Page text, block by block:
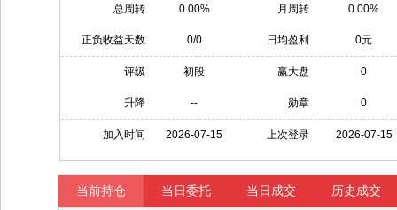
总周转 0.00% 月周转 0.00%
正负收益天数 0/0 日均盈利 0元
评级 初段 赢大盘 0
升降 -- 勋章 0
加入时间 2026-07-15 上次登录 2026-07-15
当前持仓 当日委托 当日成交 历史成交